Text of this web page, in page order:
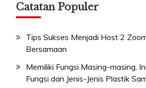
Catatan Populer
Tips Sukses Menjadi Host 2
Bersamaan
Memiliki Fungsi Masing-masing,
Fungsi dan Jenis-Jenis Plastik